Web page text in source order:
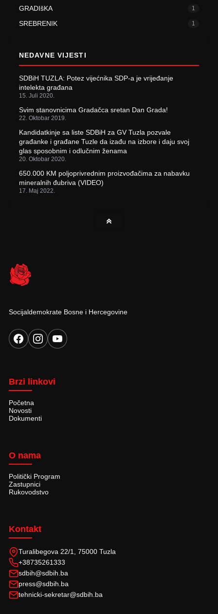
GRADIšKA 1
SREBRENIK 1
NEDAVNE VIJESTI
SDBiH TUZLA: Potez vijećnika SDP-a je vrijeđanje
intelekta građana
15. Juli 2020.
Svim stanovnicima Gradačca sretan Dan Grada!
22. Oktobar 2019.
Kandidatkinje sa liste SDBiH za GV Tuzla pozvale
građanke i građane Tuzle da izađu na izbore i daju svoj
glas sposobnim i odlučnim ženama
20. Oktobar 2020.
650.000 KM poljoprivrednim proizvođačima za nabavku
mineralnih đubriva (VIDEO)
17. Maj 2022.
Socijaldemokrate Bosne i Hercegovine
Brzi linkovi
Početna
Novosti
Dokumenti
O nama
Politički Program
Zastupnici
Rukovodstvo
Kontakt
Turalibegova 22/1, 75000 Tuzla
+38735261333
sdbih@sdbih.ba
press@sdbih.ba
tehnicki-sekretar@sdbih.ba